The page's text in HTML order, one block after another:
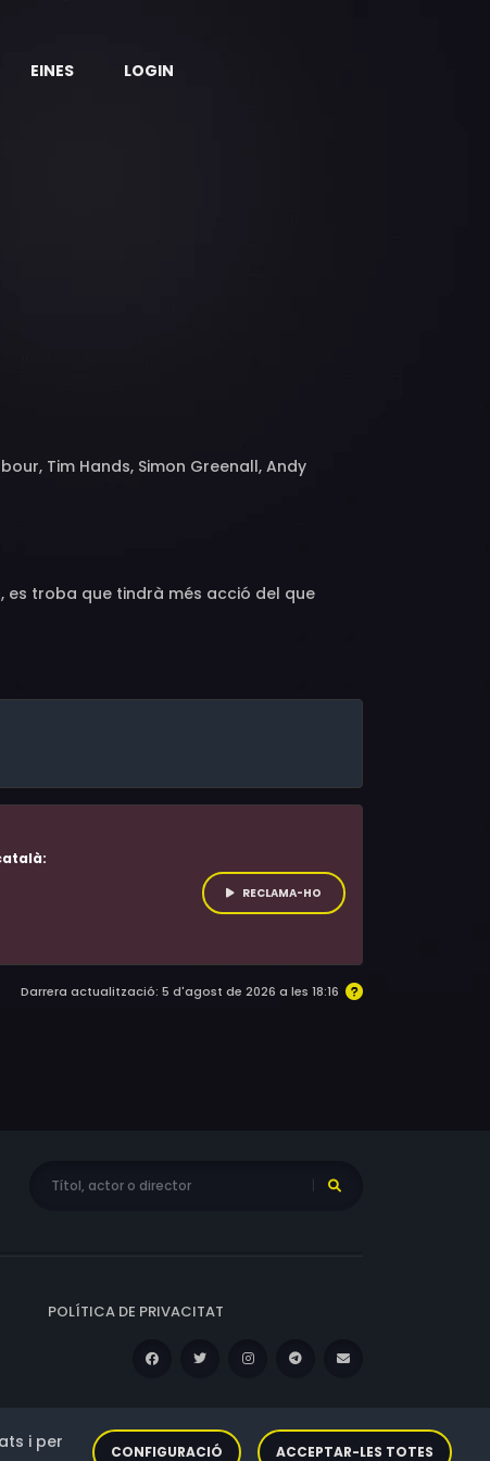
EINES LOGIN
Tim Hands, Simon Greenall, Andy
Vyas, Sophie Laughton, Nia Medi
es troba que tindrà més acció del que
RECLAMA-HO
Darrera actualització: 5 d'agost de 2026 a les 18:16
POLÍTICA DE PRIVACITAT
i per
CONFIGURACIÓ ACCEPTAR-LES TOTES